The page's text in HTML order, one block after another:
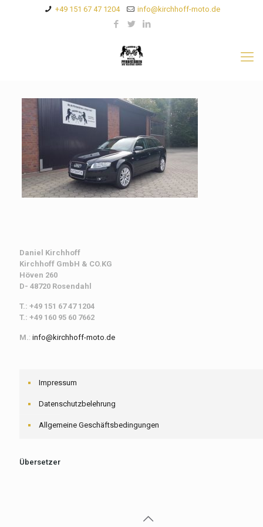
+49 151 67 47 1204 info@kirchhoff-moto.de
Daniel Kirchhoff
Kirchhoff GmbH & CO.KG
Höven 260
D- 48720 Rosendahl
T.: +49 151 67 47 1204
T.: +49 160 95 60 7662
M.: info@kirchhoff-moto.de
Impressum
Datenschutzbelehrung
Allgemeine Geschäftsbedingungen
Übersetzer